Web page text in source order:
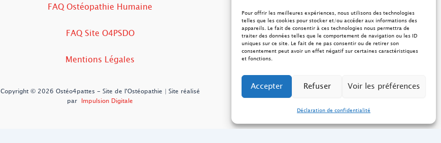
Pour offrir les meilleures expériences, nous utilisons des technologies
telles que les cookies pour stocker et/ou accéder aux informations des
appareils. Le fait de consentir à ces technologies nous permettra de
traiter des données telles que le comportement de navigation ou les ID
uniques sur ce site. Le fait de ne pas consentir ou de retirer son
consentement peut avoir un effet négatif sur certaines caractéristiques
et fonctions.
Accepter Refuser Voir les préférences
Déclaration de confidentialité
FAQ Ostéopathie Humaine
FAQ Site O4PSDO
Mentions Légales
Copyright © 2026 Ostéo4pattes - Site de l'Ostéopathie | Site réalisé
par Impulsion Digitale